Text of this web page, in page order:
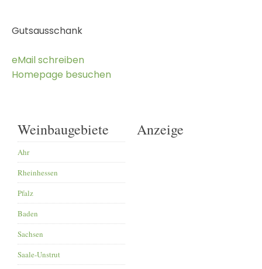
Gutsausschank
eMail schreiben
Homepage besuchen
Weinbaugebiete
Ahr
Rheinhessen
Pfalz
Baden
Sachsen
Saale-Unstrut
Anzeige